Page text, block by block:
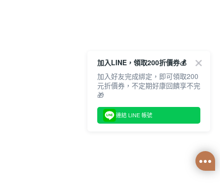
加入LINE，領取200折價券💰
加入好友完成綁定，即可領取200
元折價券，不定期好康回饋享不完
🎁
連結 LINE 帳號